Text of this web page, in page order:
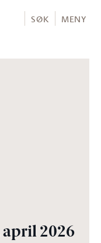
SØK MENY
april 2026